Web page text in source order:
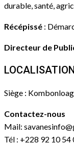
durable, santé,
Récépissé :
Directeur de
LOCALISATION
Siège :
Contactez-nous
Mail:
Tél : +228 92 10